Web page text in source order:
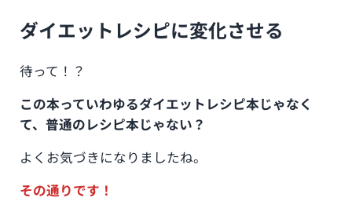
ダイエットレシピに変化させる
待って！？
この本っていわゆるダイエットレシピ本じゃなく
て、普通のレシピ本じゃない？
よくお気づきになりましたね。
その通りです！